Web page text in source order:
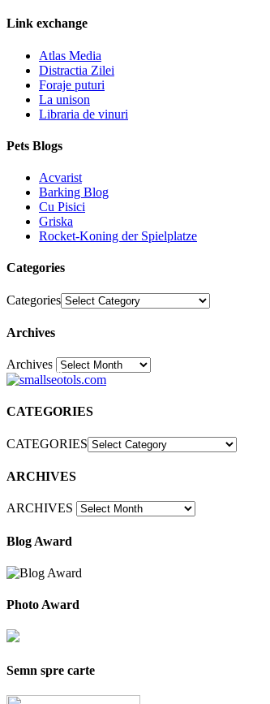
Link exchange
Atlas Media
Distractia Zilei
Foraje puturi
La unison
Libraria de vinuri
Pets Blogs
Acvarist
Barking Blog
Cu Pisici
Griska
Rocket-Koning der Spielplatze
Categories
Categories
Archives
Archives30
CATEGORIES
CATEGORIES
ARCHIVES
ARCHIVES
Blog Award
Photo Award
Semn spre carte